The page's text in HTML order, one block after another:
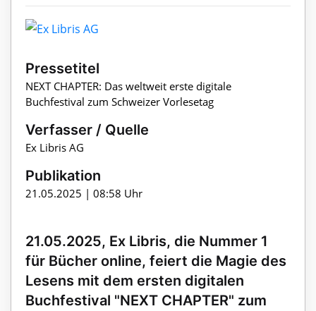
Pressetitel
NEXT CHAPTER: Das weltweit erste digitale
Buchfestival zum Schweizer Vorlesetag
Verfasser / Quelle
Ex Libris AG
Publikation
21.05.2025 | 08:58 Uhr
21.05.2025, Ex Libris, die Nummer 1
für Bücher online, feiert die Magie des
Lesens mit dem ersten digitalen
Buchfestival "NEXT CHAPTER" zum